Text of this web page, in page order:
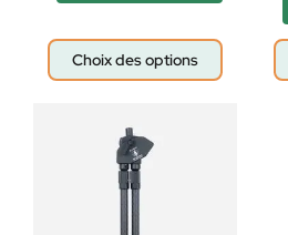
Choix des options